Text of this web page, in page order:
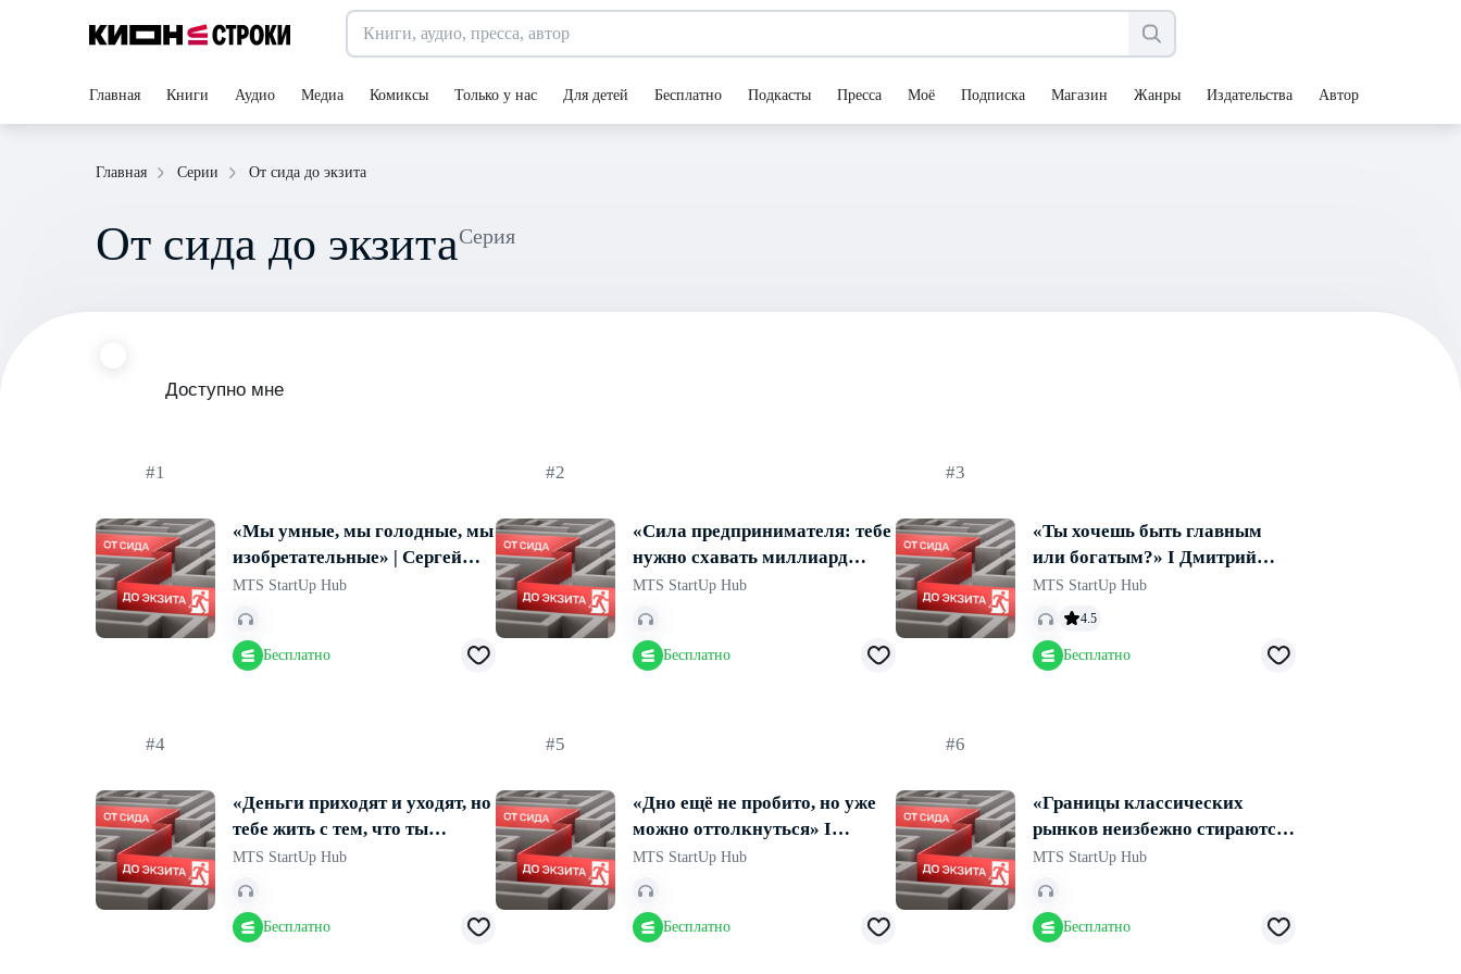
Главная Книги Аудио Медиа Комиксы Только у нас Для детей Бесплатно Подкасты Пресса Моё Подписка Магазин Жанры Издательства Авторы
Главная Серии От сида до экзита
От сида до экзита Серия
Доступно мне
#1
«Мы умные, мы голодные, мы
изобретательные» | Сергей
Дашков, бизнес-ангел
MTS StartUp Hub
Бесплатно
#2
«Сила предпринимателя: тебе
нужно схавать миллиард
ошибок и выжить» I Кирилл
Кулаков, «Бери Заряд»
MTS StartUp Hub
Бесплатно
#3
«Ты хочешь быть главным
или богатым?» I Дмитрий
Кибкало, «Мосигра»
MTS StartUp Hub
4.5
Бесплатно
#4
«Деньги приходят и уходят, но
тебе жить с тем, что ты
сделал» I Дмитрий Калаев,
ФРИИ и NAUMEN
MTS StartUp Hub
Бесплатно
#5
«Дно ещё не пробито, но уже
можно оттолкнуться» I
Евгений Кузнецов, Orbita
Capital Partners.
MTS StartUp Hub
Бесплатно
#6
«Границы классических
рынков неизбежно стираются»
I Александр Горбунов, МТС
MTS StartUp Hub
Бесплатно